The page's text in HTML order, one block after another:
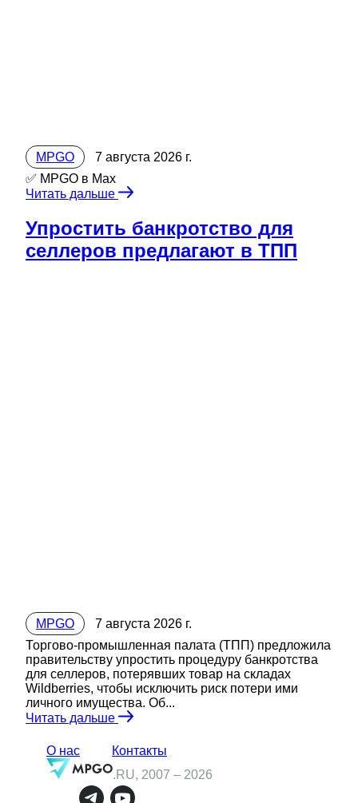
MPGO
7 августа 2026 г.
✅ MPGO в Мах
Читать дальше
Упростить банкротство для
селлеров предлагают в ТПП
MPGO
7 августа 2026 г.
Торгово-промышленная палата (ТПП) предложила
правительству упростить процедуру банкротства
для селлеров, потерявших товар на складах
Wildberries, чтобы исключить риск потери ими
личного имущества. Об...
Читать дальше
О нас
Контакты
.RU, 2007 – 2026